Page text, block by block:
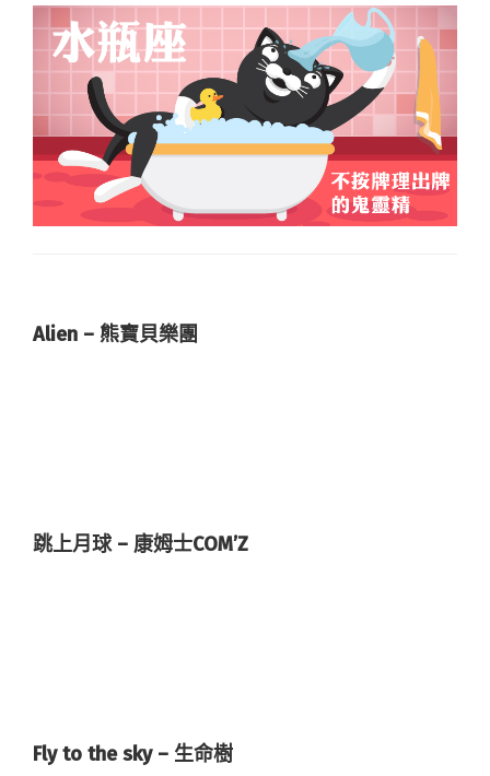
Alien – 熊寶貝樂團
跳上月球 – 康姆士COM’Z
Fly to the sky – 生命樹